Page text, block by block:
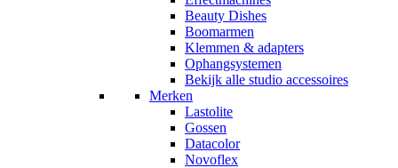
Beauty Dishes
Boomarmen
Klemmen & adapters
Ophangsystemen
Bekijk alle studio accessoires
Merken
Lastolite
Gossen
Datacolor
Novoflex